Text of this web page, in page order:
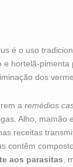
é o uso
e hortelã-pimenta
dos
a remédios
Alho, mamão
receitas
contêm
aos parasitas ,